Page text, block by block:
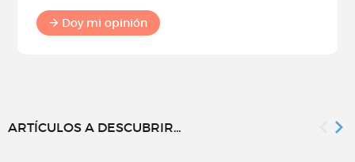
Doy mi opinión
ARTÍCULOS A DESCUBRIR...